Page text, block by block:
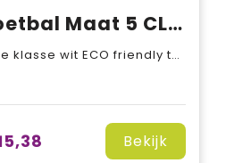
Voetbal Maat 5 CLUB
wit ECO friendly textured PU kunstleder voor meer grip, 6P free (weekmaker vrij), Latex binnenbal
Bekijk